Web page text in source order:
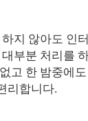
지 않아도 인
부분 처리를
고 한 밤중에
리합니다.